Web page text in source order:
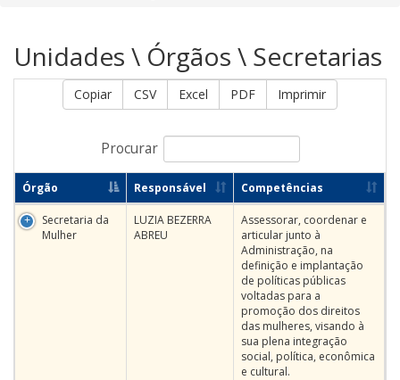
Unidades \ Órgãos \ Secretarias
Copiar CSV Excel PDF Imprimir
Procurar
Órgão Responsável Competências
Secretaria da
Mulher
LUZIA BEZERRA
ABREU
Assessorar, coordenar e
articular junto à
Administração, na
definição e implantação
de políticas públicas
voltadas para a
promoção dos direitos
das mulheres, visando à
sua plena integração
social, política, econômica
e cultural.